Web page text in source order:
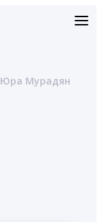
Юра Мурадян